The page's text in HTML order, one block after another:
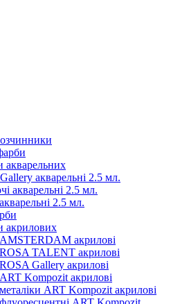
акварельних
акварельні 2.5 мл.
акварельні 2.5 мл.
2.5 мл.
акрилових
акрилові
TALENT акрилові
Gallery акрилові
Kompozit акрилові
ART Kompozit акрилові